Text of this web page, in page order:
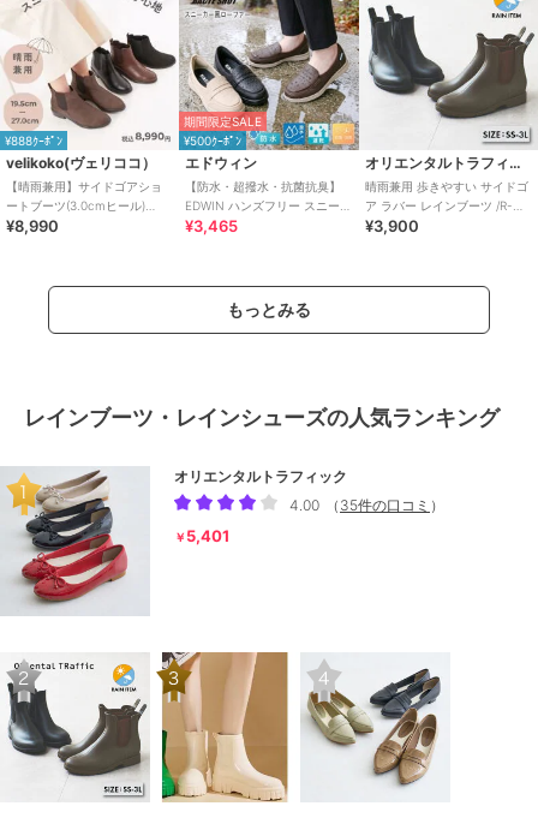
¥888ｸｰﾎﾟﾝ
velikoko(ヴェリココ）
【晴雨兼用】サイドゴアショ
ートブーツ(3.0cmヒール)
[19.5~27cm]
¥8,990
期間限定SALE
¥500ｸｰﾎﾟﾝ
エドウィン
【防水・超撥水・抗菌抗臭】
EDWIN ハンズフリー スニーカ
ーローファー
¥3,465
オリエンタルトラフィック
晴雨兼用 歩きやすい サイドゴ
ア ラバー レインブーツ /R-
0015
¥3,900
もっとみる
レインブーツ・レインシューズの人気ランキング
オリエンタルトラフィック
4.00
（ 35件の口コミ ）
￥ 5,401